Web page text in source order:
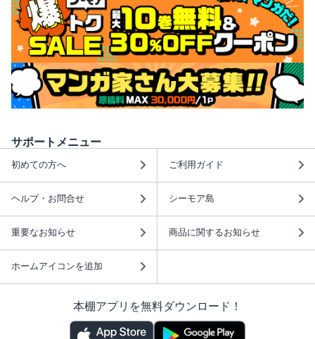
サポートメニュー
初めての方へ ご利用ガイド
ヘルプ・お問合せ シーモア島
重要なお知らせ 商品に関するお知らせ
ホームアイコンを追加
本棚アプリを無料ダウンロード！